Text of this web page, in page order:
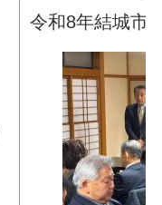
令和8年結城市